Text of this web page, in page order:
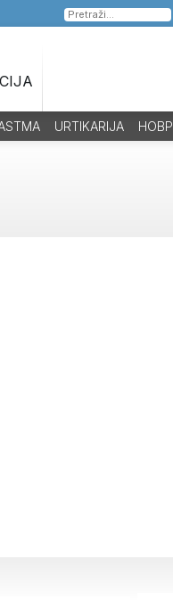
Pretraga
za:
URTIKARIJA HOBP